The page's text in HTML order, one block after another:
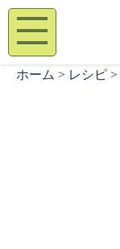
ホーム > レシピ >